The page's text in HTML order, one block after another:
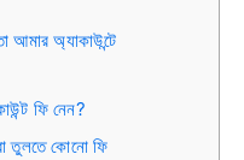
আমার অ্যাকাউন্টে
ফি নেন?
তুলতে কোনো ফি